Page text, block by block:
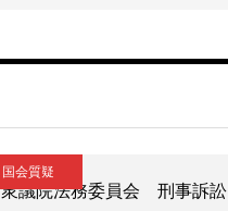
国会質疑
衆議院法務委員会 刑事訴訟